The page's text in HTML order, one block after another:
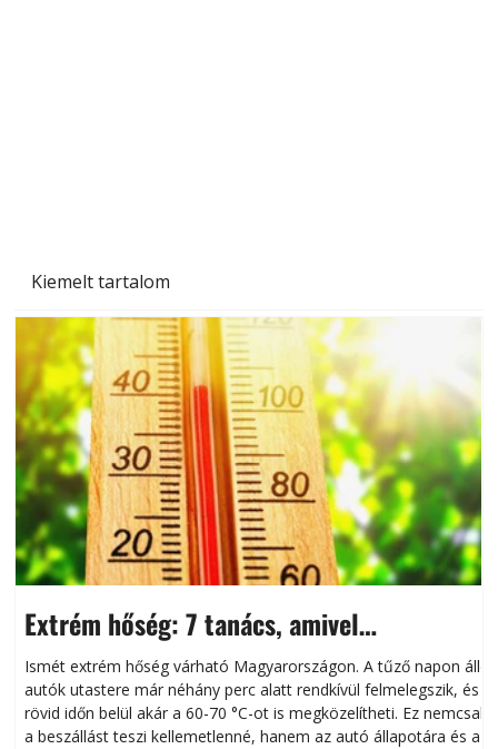
Kiemelt tartalom
Extrém hőség: 7 tanács, amivel
megóvhatjuk autónkat a nyári károktól
Ismét extrém hőség várható Magyarországon. A tűző napon álló
autók utastere már néhány perc alatt rendkívül felmelegszik, és
rövid időn belül akár a 60-70 °C-ot is megközelítheti. Ez nemcsak
a beszállást teszi kellemetlenné, hanem az autó állapotára és a